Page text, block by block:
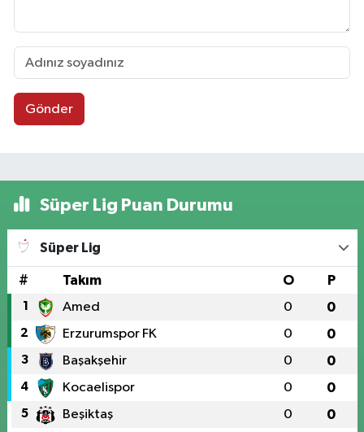
Gönder
Süper Lig Puan Durumu
Süper Lig
# Takım O P
1 Amed 0 0
2 Erzurumspor FK 0 0
3 Başakşehir 0 0
4 Kocaelispor 0 0
5 Beşiktaş 0 0